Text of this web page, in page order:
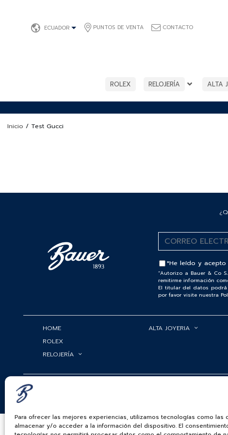
Para ofrecer las mejores experiencias, utilizamos tecnologías como las
almacenar y/o acceder a la información del dispositivo. El
ECUADOR PUNTOS DE VENTA CONTACTO
ROLEX RELOJERÍA ALTA
Inicio / Test Gucci
*He leído y
“Autorizo a Bauer & Co
remitirme información
El titular del datos podrá
por favor visite nuestra
HOME
ROLEX
RELOJERÍA
ALTA JOYERIA